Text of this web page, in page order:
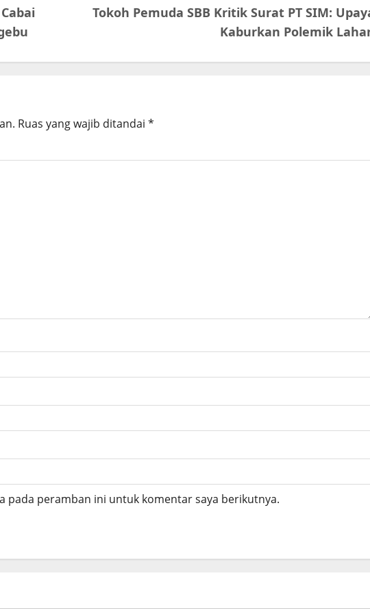
Tokoh Pemuda SBB Kritik Surat PT SIM:
Kaburkan Polemik
Ruas yang wajib ditandai *
pada peramban ini untuk komentar saya berikutnya.